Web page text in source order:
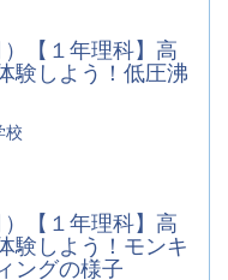
【１年理科】高
験しよう！低圧沸
校
【１年理科】高
験しよう！モンキ
ングの様子